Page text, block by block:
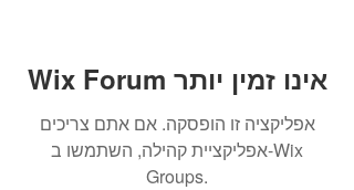
Wix Forum אינו זמין יותר
אפליקציה זו הופסקה. אם אתם צריכים
אפליקציית קהילה, השתמשו ב-Wix
Groups.